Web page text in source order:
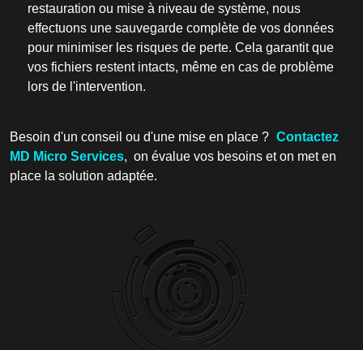
restauration ou mise à niveau de système, nous
effectuons une sauvegarde complète de vos données
pour minimiser les risques de perte. Cela garantit que
vos fichiers restent intacts, même en cas de problème
lors de l'intervention.
Besoin d'un conseil ou d'une mise en place ? Contactez
MD Micro Services, on évalue vos besoins et on met en
place la solution adaptée.